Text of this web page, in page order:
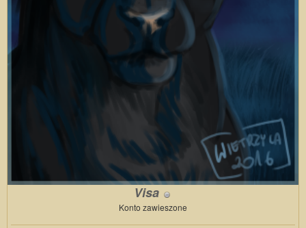
Visa
Konto zawieszone